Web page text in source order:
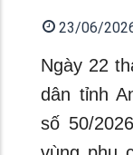
23/06/
Ngày 22
dân tỉnh
số 50/